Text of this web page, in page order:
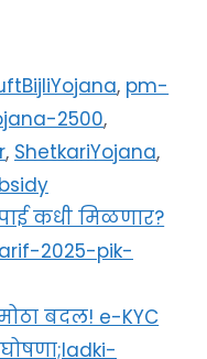
, pm-
2500,
, ShetkariYojana,
कधी मिळणार?
2025-pik-
बदल! e-KYC